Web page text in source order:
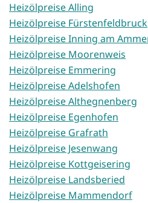
Heizölpreise Alling
Heizölpreise Fürstenfeldbruck
Heizölpreise Inning am
Heizölpreise Moorenweis
Heizölpreise Emmering
Heizölpreise Adelshofen
Heizölpreise Althegnenberg
Heizölpreise Egenhofen
Heizölpreise Grafrath
Heizölpreise Jesenwang
Heizölpreise Kottgeisering
Heizölpreise Landsberied
Heizölpreise Mammendorf